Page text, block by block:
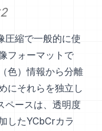
圧縮で一般的に使
フォーマットで
色）情報から分離
にそれらを独立し
ペースは、透明度
したYCbCrカラ